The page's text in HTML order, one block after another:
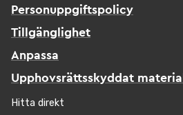
Personuppgiftspolicy
Tillgänglighet
Anpassa
Upphovsrättsskyddat material
Hitta direkt